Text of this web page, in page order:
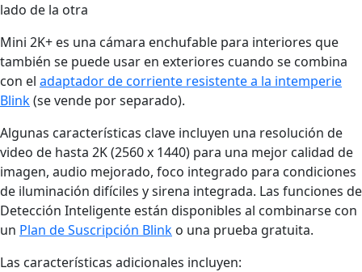
Mini 2K+ es una cámara enchufable para interiores que
también se puede usar en exteriores cuando se combina
con el adaptador de corriente resistente a la intemperie
Blink(se vende por separado).
Algunas características clave incluyen una resolución de
video de hasta 2K (2560 x 1440) para una mejor calidad de
imagen, audio mejorado, foco integrado para condiciones
de iluminación difíciles y sirena integrada. Las funciones de
Detección Inteligente están disponibles al combinarse con
un Plan de Suscripción Blink o una prueba gratuita.
Las características adicionales incluyen: